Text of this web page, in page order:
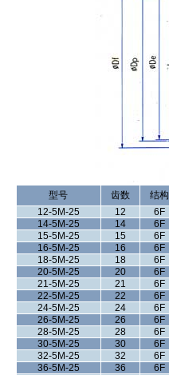
型号 齿数 结构
12-5M-25
12 6F
14-5M-25
14 6F
15-5M-25
15 6F
16-5M-25
16 6F
18-5M-25
18 6F
20-5M-25
20 6F
21-5M-25
21 6F
22-5M-25
22 6F
24-5M-25
24 6F
26-5M-25
26 6F
28-5M-25
28 6F
30-5M-25
30 6F
32-5M-25
32 6F
36-5M-25
36 6F